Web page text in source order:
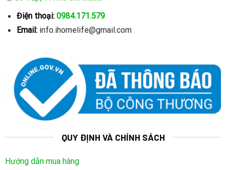
Điện thoại: 0984.171.579
Email: info.ihomelife@gmail.com
QUY ĐỊNH VÀ CHÍNH SÁCH
Hướng dẫn mua hàng